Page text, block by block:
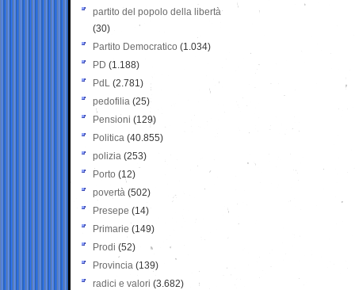
partito del popolo della libertà
(30)
Partito Democratico (1.034)
PD (1.188)
PdL (2.781)
pedofilia (25)
Pensioni (129)
Politica (40.855)
polizia (253)
Porto (12)
povertà (502)
Presepe (14)
Primarie (149)
Prodi (52)
Provincia (139)
radici e valori (3.682)